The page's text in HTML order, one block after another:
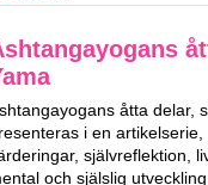
åtta delar,
i en
självreflektion,
och själslig